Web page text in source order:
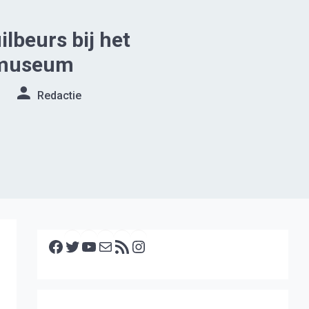
bij het
Redactie
Facebook Twitter YouTube E-mail RSS feed